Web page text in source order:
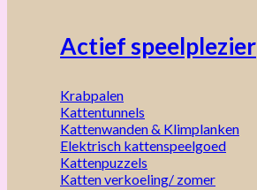
Actief speelplezier
Krabpalen
Kattentunnels
Kattenwanden & Klimplanken
Elektrisch kattenspeelgoed
Kattenpuzzels
Katten verkoeling/ zomer